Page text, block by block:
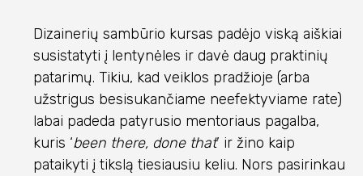
Dizainerių sambūrio kursas padėjo viską aiškiai
susistatyti į lentynėles ir davė daug praktinių
patarimų. Tikiu, kad veiklos pradžioje (arba
užstrigus besisukančiame neefektyviame rate)
labai padeda patyrusio mentoriaus pagalba,
kuris ‘been there, done that’ ir žino kaip
pataikyti į tikslą tiesiausiu keliu. Nors pasirinkau